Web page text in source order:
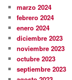
marzo 2024
febrero 2024
enero 2024
diciembre 2023
noviembre 2023
octubre 2023
septiembre 2023